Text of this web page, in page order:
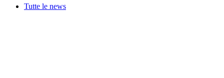
Tutte le news